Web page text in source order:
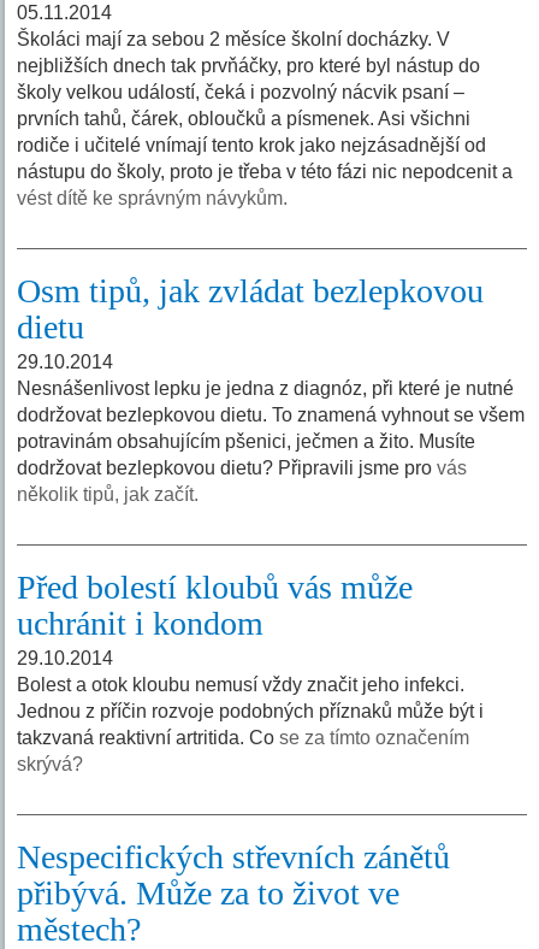
05.11.2014
Školáci mají za sebou 2 měsíce školní docházky. V
nejbližších dnech tak prvňáčky, pro které byl nástup do
školy velkou událostí, čeká i pozvolný nácvik psaní –
prvních tahů, čárek, obloučků a písmenek. Asi všichni
rodiče i učitelé vnímají tento krok jako nejzásadnější od
nástupu do školy, proto je třeba v této fázi nic nepodcenit a
vést dítě ke správným návykům.
Osm tipů, jak zvládat bezlepkovou
dietu
29.10.2014
Nesnášenlivost lepku je jedna z diagnóz, při které je nutné
dodržovat bezlepkovou dietu. To znamená vyhnout se všem
potravinám obsahujícím pšenici, ječmen a žito. Musíte
dodržovat bezlepkovou dietu? Připravili jsme provás
několik tipů, jak začít.
Před bolestí kloubů vás může
uchránit i kondom
29.10.2014
Bolest a otok kloubu nemusí vždy značit jeho infekci.
Jednou z příčin rozvoje podobných příznaků může být i
takzvaná reaktivní artritida. Cose za tímto označením
skrývá?
Nespecifických střevních zánětů
přibývá. Může za to život ve
městech?